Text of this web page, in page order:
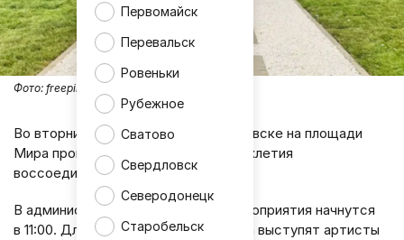
Первомайск
Перевальск
Ровеньки
Рубежное
Сватово
Свердловск
Северодонецк
Старобельск
Фото: freepik
Во вторник, 30 сентября, в Свердловске на площади
Мира пройдёт концерт в честь трёхлетия
воссоединения ЛНР с Россией.
В администрации уточнили, что мероприятия начнутся
в 11:00. Для горожан и гостей города выступят артисты